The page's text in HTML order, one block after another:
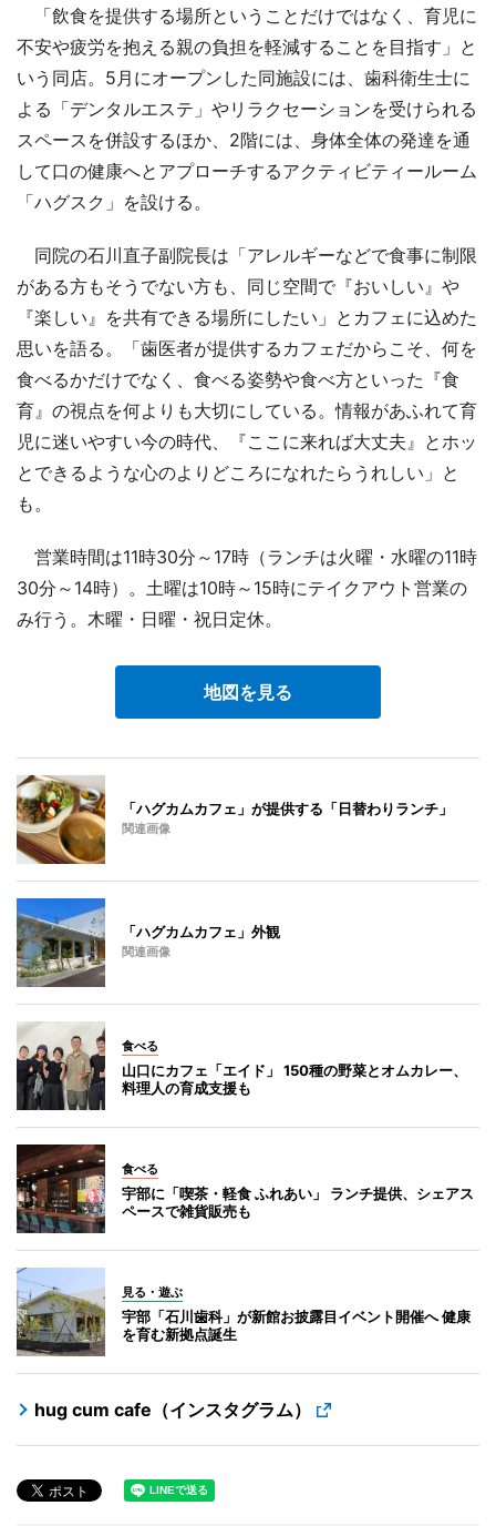
「飲食を提供する場所ということだけではなく、育児に
不安や疲労を抱える親の負担を軽減することを目指す」と
いう同店。5月にオープンした同施設には、歯科衛生士に
よる「デンタルエステ」やリラクセーションを受けられる
スペースを併設するほか、2階には、身体全体の発達を通
して口の健康へとアプローチするアクティビティールーム
「ハグスク」を設ける。
同院の石川直子副院長は「アレルギーなどで食事に制限
がある方もそうでない方も、同じ空間で『おいしい』や
『楽しい』を共有できる場所にしたい」とカフェに込めた
思いを語る。「歯医者が提供するカフェだからこそ、何を
食べるかだけでなく、食べる姿勢や食べ方といった『食
育』の視点を何よりも大切にしている。情報があふれて育
児に迷いやすい今の時代、『ここに来れば大丈夫』とホッ
とできるような心のよりどころになれたらうれしい」と
も。
営業時間は11時30分～17時（ランチは火曜・水曜の11時
30分～14時）。土曜は10時～15時にテイクアウト営業の
み行う。木曜・日曜・祝日定休。
地図を見る
「ハグカムカフェ」が提供する「日替わりランチ」
関連画像
「ハグカムカフェ」外観
関連画像
食べる
山口にカフェ「エイド」 150種の野菜とオムカレー、
料理人の育成支援も
食べる
宇部に「喫茶・軽食 ふれあい」 ランチ提供、シェアス
ペースで雑貨販売も
見る・遊ぶ
宇部「石川歯科」が新館お披露目イベント開催へ 健康
を育む新拠点誕生
hug cum cafe（インスタグラム）